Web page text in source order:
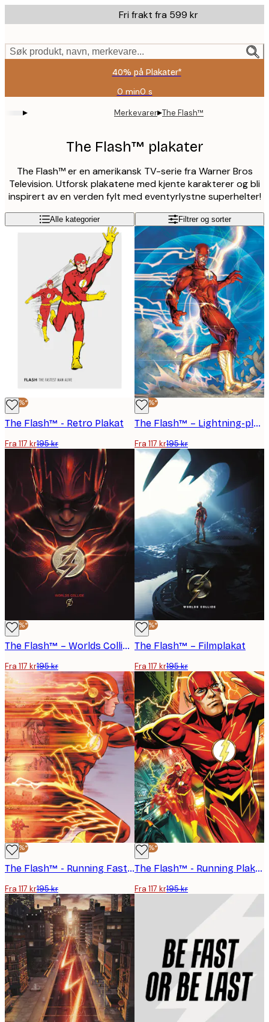
to
content.
Fri frakt fra 599 kr
Søk produkt, navn, merkevare...
40% på Plakater*
0 min0 s
Gyldig
og
2026-
08-
▸ Merkevarer▸The Flash™
The Flash™ plakater
The Flash™ er en amerikansk TV-serie fra Warner Bros
Television. Utforsk plakatene med kjente karakterer og bli
inspirert av en verden fylt med eventyrlystne superhelter!
Alle kategorier Filtrer og sorter
-40%*
The Flash™ - Retro Plakat
Fra 117 kr195 kr
-40%*
The Flash™ – Lightning-plakat
Fra 117 kr195 kr
-40%*
The Flash™ – Worlds Collide-plakat
Fra 117 kr195 kr
-40%*
The Flash™ – Filmplakat
Fra 117 kr195 kr
-40%*
The Flash™ - Running Fast Plakat
Fra 117 kr195 kr
-40%*
The Flash™ - Running Plakat
Fra 117 kr195 kr